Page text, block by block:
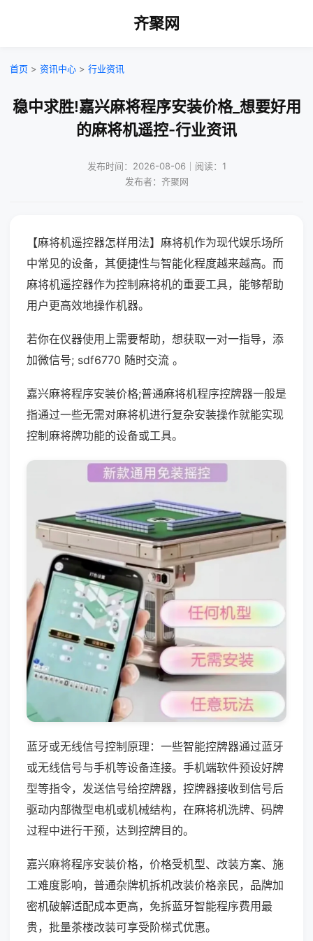
齐聚网
首页 > 资讯中心 > 行业资讯
稳中求胜!嘉兴麻将程序安装价格_想要好用
的麻将机遥控-行业资讯
发布时间：2026-08-06｜阅读：1
发布者：齐聚网
【麻将机遥控器怎样用法】麻将机作为现代娱乐场所
中常见的设备，其便捷性与智能化程度越来越高。而
麻将机遥控器作为控制麻将机的重要工具，能够帮助
用户更高效地操作机器。
若你在仪器使用上需要帮助，想获取一对一指导，添
加微信号; sdf6770 随时交流 。
嘉兴麻将程序安装价格;普通麻将机程序控牌器一般是
指通过一些无需对麻将机进行复杂安装操作就能实现
控制麻将牌功能的设备或工具。
蓝牙或无线信号控制原理：一些智能控牌器通过蓝牙
或无线信号与手机等设备连接。手机端软件预设好牌
型等指令，发送信号给控牌器，控牌器接收到信号后
驱动内部微型电机或机械结构，在麻将机洗牌、码牌
过程中进行干预，达到控牌目的。
嘉兴麻将程序安装价格，价格受机型、改装方案、施
工难度影响，普通杂牌机拆机改装价格亲民，品牌加
密机破解适配成本更高，免拆蓝牙智能程序费用最
贵，批量茶楼改装可享受阶梯式优惠。